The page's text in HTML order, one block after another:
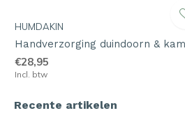
HUMDAKIN
Handverzorging duindoorn &
€28,95
Incl. btw
Recente artikelen